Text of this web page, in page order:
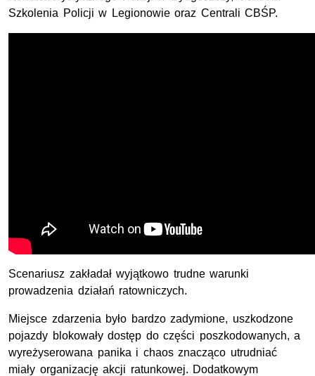
Szkolenia Policji w Legionowie oraz Centrali CBŚP.
Scenariusz zakładał wyjątkowo trudne warunki
prowadzenia działań ratowniczych.
Miejsce zdarzenia było bardzo zadymione, uszkodzone
pojazdy blokowały dostęp do części poszkodowanych, a
wyreżyserowana panika i chaos znacząco utrudniać
miały organizację akcji ratunkowej. Dodatkowym